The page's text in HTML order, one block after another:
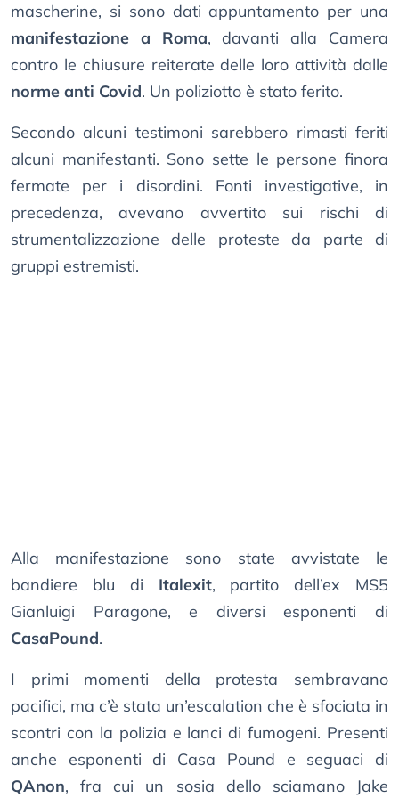
mascherine, si sono dati appuntamento per una
manifestazione a Roma, davanti alla Camera
contro le chiusure reiterate delle loro attività dalle
norme anti Covid. Un poliziotto è stato ferito.
Secondo alcuni testimoni sarebbero rimasti feriti
alcuni manifestanti. Sono sette le persone finora
fermate per i disordini. Fonti investigative, in
precedenza, avevano avvertito sui rischi di
strumentalizzazione delle proteste da parte di
gruppi estremisti.
Alla manifestazione sono state avvistate le
bandiere blu di Italexit, partito dell’ex MS5
Gianluigi Paragone, e diversi esponenti di
CasaPound.
I primi momenti della protesta sembravano
pacifici, ma c’è stata un’escalation che è sfociata in
scontri con la polizia e lanci di fumogeni. Presenti
anche esponenti di Casa Pound e seguaci di
QAnon, fra cui un sosia dello sciamano Jake